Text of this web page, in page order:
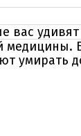
вас удивят
медицины.
умирать